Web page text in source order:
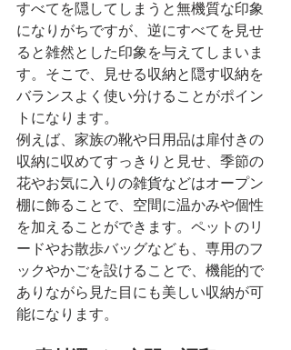
すべてを隠してしまうと無機質な印象
になりがちですが、逆にすべてを見せ
ると雑然とした印象を与えてしまいま
す。そこで、見せる収納と隠す収納を
バランスよく使い分けることがポイン
トになります。
例えば、家族の靴や日用品は扉付きの
収納に収めてすっきりと見せ、季節の
花やお気に入りの雑貨などはオープン
棚に飾ることで、空間に温かみや個性
を加えることができます。ペットのリ
ードやお散歩バッグなども、専用のフ
ックやかごを設けることで、機能的で
ありながら見た目にも美しい収納が可
能になります。